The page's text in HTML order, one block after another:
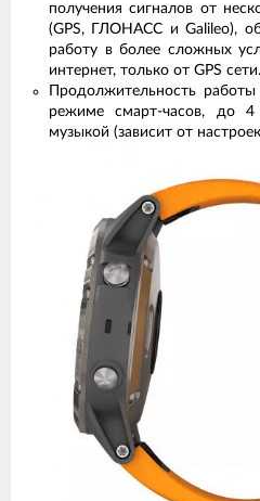
получения сигналов от
(GPS, ГЛОНАСС и Galileo),
работу в более сложных
интернет, только от GPS сети.
Продолжительность
режиме смарт-часов, до
музыкой (зависит от